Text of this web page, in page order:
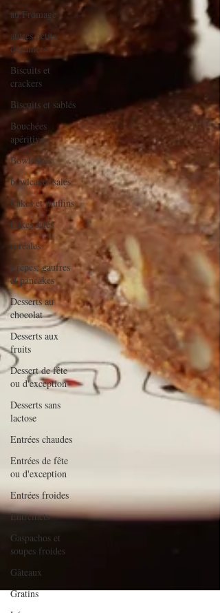
au Fromage
autres petits
déjeuners
Biscuits et
crackers
Biscuits et sablés
Bouchées
apéritives
Bowlcakes
bowlcakes salés
Cakes et muffins
Cakes salés
céréales
Crêpes, gaufres
et pancakes
Desserts au
chocolat
Desserts aux
fruits
Dessert de fête
ou d'exception
Desserts sans
lactose
Entrées chaudes
Entrées de fête
ou d'exception
Entrées froides
Entremets
Gaspachos et
soupes froides
Gâteaux
Gratins